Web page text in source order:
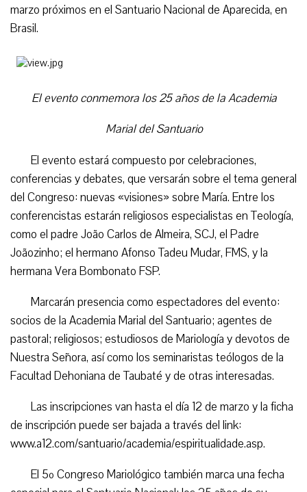
marzo próximos en el Santuario Nacional de Aparecida, en
Brasil.
El evento conmemora los 25 años de la Academia
Marial del Santuario
El evento estará compuesto por celebraciones,
conferencias y debates, que versarán sobre el tema general
del Congreso: nuevas «visiones» sobre María. Entre los
conferencistas estarán religiosos especialistas en Teología,
como el padre João Carlos de Almeira, SCJ, el Padre
Joãozinho; el hermano Afonso Tadeu Mudar, FMS, y la
hermana Vera Bombonato FSP.
Marcarán presencia como espectadores del evento:
socios de la Academia Marial del Santuario; agentes de
pastoral; religiosos; estudiosos de Mariología y devotos de
Nuestra Señora, así como los seminaristas teólogos de la
Facultad Dehoniana de Taubaté y de otras interesadas.
Las inscripciones van hasta el día 12 de marzo y la ficha
de inscripción puede ser bajada a través del link:
www.a12.com/santuario/academia/espiritualidade.asp.
El 5º Congreso Mariológico también marca una fecha